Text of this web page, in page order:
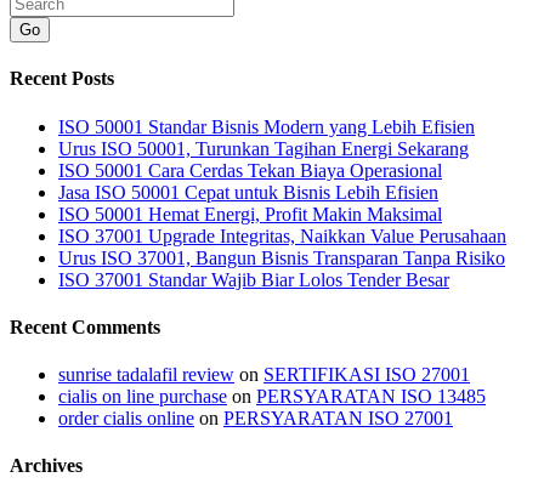
Go
Recent Posts
ISO 50001 Standar Bisnis Modern yang Lebih Efisien
Urus ISO 50001, Turunkan Tagihan Energi Sekarang
ISO 50001 Cara Cerdas Tekan Biaya Operasional
Jasa ISO 50001 Cepat untuk Bisnis Lebih Efisien
ISO 50001 Hemat Energi, Profit Makin Maksimal
ISO 37001 Upgrade Integritas, Naikkan Value Perusahaan
Urus ISO 37001, Bangun Bisnis Transparan Tanpa Risiko
ISO 37001 Standar Wajib Biar Lolos Tender Besar
Recent Comments
sunrise tadalafil review on SERTIFIKASI ISO 27001
cialis on line purchase on PERSYARATAN ISO 13485
order cialis online on PERSYARATAN ISO 27001
Archives